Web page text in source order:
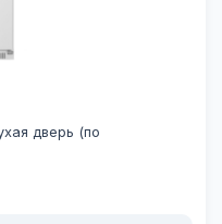
дверь (по